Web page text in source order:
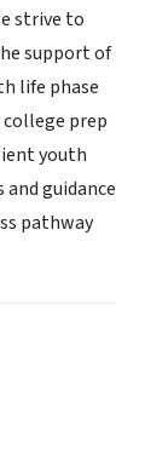
strive to
support of
life phase
prep
youth
guidance
pathway